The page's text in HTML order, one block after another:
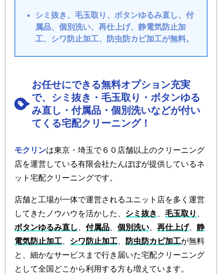
シミ抜き、毛玉取り、ボタンゆるみ直し、付
属品、個別洗い、再仕上げ、静電気防止加
工、シワ防止加工、防虫防カビ加工が無料。
お任せにできる無料オプション充実
で、シミ抜き・毛玉取り・ボタンゆる
み直し・付属品・個別洗いなどが付い
てくる宅配クリーニング！
モクリンは東京・埼玉で６０店舗以上のクリーニング
店を運営している有限会社たんぽぽが提供しているネ
ット宅配クリーニングです。
店舗と工場が一体で運営されるユニット店を多く運営
してきたノウハウを活かした、 シミ抜き 毛玉取り
ボタンゆるみ直し
付属品 個別洗い 再仕上げ、 静
電気防止加工
シワ防止加工 防虫防カビ加工が無料
と、細かなサービスまで行き届いた宅配クリーニング
として全国どこから利用する方も増えています。